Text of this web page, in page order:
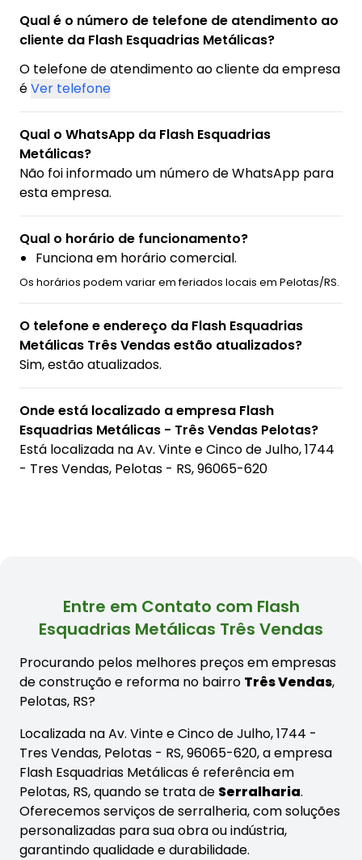
Qual é o número de telefone de atendimento ao
cliente da Flash Esquadrias Metálicas?
O telefone de atendimento ao cliente da empresa
éVer telefone
Qual o WhatsApp da Flash Esquadrias
Metálicas?
Não foi informado um número de WhatsApp para
esta empresa.
Qual o horário de funcionamento?
Funciona em horário comercial.
Os horários podem variar em feriados locais em Pelotas/RS.
O telefone e endereço da Flash Esquadrias
Metálicas Três Vendas estão atualizados?
Sim, estão atualizados.
Onde está localizado a empresa Flash
Esquadrias Metálicas - Três Vendas Pelotas?
Está localizada naAv. Vinte e Cinco de Julho, 1744
- Tres Vendas, Pelotas - RS, 96065-620
Entre em Contato com Flash
Esquadrias Metálicas Três Vendas
Procurando pelos melhores preços em empresas
de construção e reforma no bairro Três Vendas,
Pelotas, RS?
Localizada na Av. Vinte e Cinco de Julho, 1744 -
Tres Vendas, Pelotas - RS, 96065-620, a empresa
Flash Esquadrias Metálicas é referência em
Pelotas, RS, quando se trata de Serralharia.
Oferecemos serviços de serralheria, com soluções
personalizadas para sua obra ou indústria,
garantindo qualidade e durabilidade.